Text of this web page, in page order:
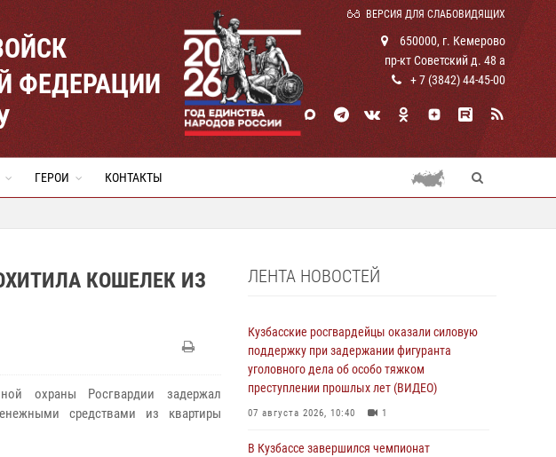
ВЕРСИЯ ДЛЯ СЛАБОВИДЯЩИХ
ФЕДЕРАЦИИ
650000, г. Кемерово
пр-кт Советский д. 48 а
+ 7 (3842) 44-45-00
ГЕРОИ КОНТАКТЫ
КОШЕЛЕК ИЗ
охраны Росгвардии задержал
средствами из квартиры
ЛЕНТА НОВОСТЕЙ
Кузбасские росгвардейцы оказали силовую
поддержку при задержании фигуранта
уголовного дела об особо тяжком
преступлении прошлых лет (ВИДЕО)
07 августа 2026, 10:40 1
В Кузбассе завершился чемпионат